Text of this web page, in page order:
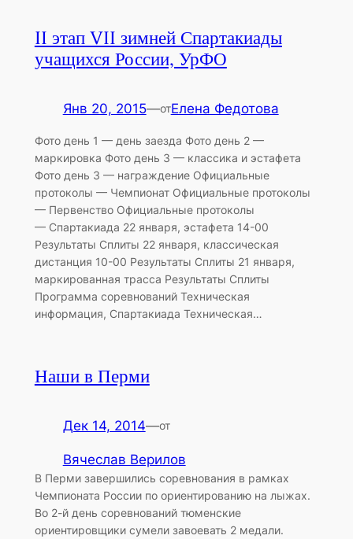
II этап VII зимней Спартакиады
учащихся России, УрФО
Янв 20, 2015—отЕлена Федотова
Фото день 1 — день заезда Фото день 2 —
маркировка Фото день 3 — классика и эстафета
Фото день 3 — награждение Официальные
протоколы — Чемпионат Официальные протоколы
— Первенство Официальные протоколы
— Спартакиада 22 января, эстафета 14-00
Результаты Сплиты 22 января, классическая
дистанция 10-00 Результаты Сплиты 21 января,
маркированная трасса Результаты Сплиты
Программа соревнований Техническая
информация, Спартакиада Техническая…
Наши в Перми
Дек 14, 2014—от
Вячеслав Верилов
В Перми завершились соревнования в рамках
Чемпионата России по ориентированию на лыжах.
Во 2-й день соревнований тюменские
ориентировщики сумели завоевать 2 медали.